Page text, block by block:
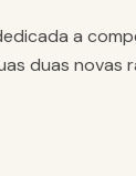
a
duas novas